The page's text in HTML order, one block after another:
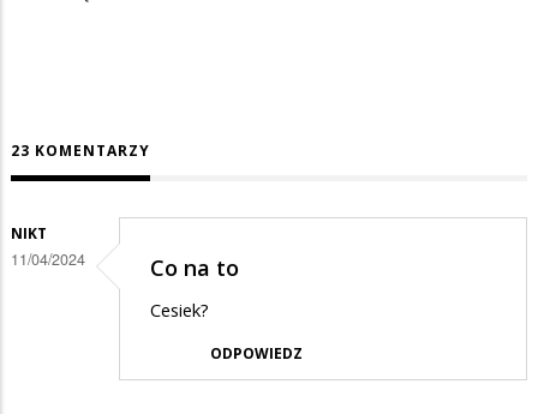
23 KOMENTARZY
NIKT
11/04/2024 Co na to
Cesiek?
ODPOWIEDZ